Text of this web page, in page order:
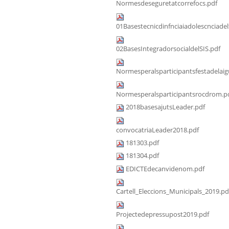
Normesdeseguretatcorrefocs.pdf
02BasesIntegradorsocialdelSIS.pdf
2018basesajutsLeader.pdf
convocatriaLeader2018.pdf
181303.pdf
181304.pdf
EDICTEdecanvidenom.pdf
Projectedepressupost2019.pdf